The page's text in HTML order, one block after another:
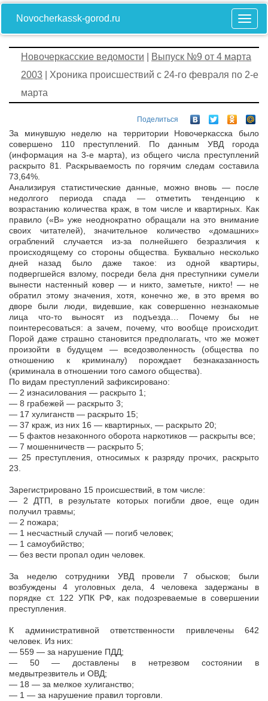
Novocherkassk-gorod.ru
Новочеркасские ведомости
Выпуск №9 от 4 марта
2003 | Хроника происшествий с 24-го февраля по 2-е
марта
Поделиться
За минувшую неделю на территории Новочеркасска было
совершено 110 преступлений. По данным УВД города
(информация на 3-е марта), из общего числа преступлений
раскрыто 81. Раскрываемость по горячим следам составила
73,64%.
Анализируя статистические данные, можно вновь — после
недолгого периода спада — отметить тенденцию к
возрастанию количества краж, в том числе и квартирных. Как
правило («В» уже неоднократно обращали на это внимание
своих читателей), значительное количество «домашних»
ограблений случается из-за полнейшего безразличия к
происходящему со стороны общества. Буквально несколько
дней назад было даже такое: из одной квартиры,
подвергшейся взлому, посреди бела дня преступники сумели
вынести настенный ковер — и никто, заметьте, никто! — не
обратил этому значения, хотя, конечно же, в это время во
дворе были люди, видевшие, как совершенно незнакомые
лица что-то выносят из подъезда… Почему бы не
поинтересоваться: а зачем, почему, что вообще происходит.
Порой даже страшно становится предполагать, что же может
произойти в будущем — вседозволенность (общества по
отношению к криминалу) порождает безнаказанность
(криминала в отношении того самого общества).
По видам преступлений зафиксировано:
— 2 изнасилования — раскрыто 1;
— 8 грабежей — раскрыто 3;
— 17 хулиганств — раскрыто 15;
— 37 краж, из них 16 — квартирных, — раскрыто 20;
— 5 фактов незаконного оборота наркотиков — раскрыты все;
— 7 мошенничеств — раскрыто 5;
— 25 преступления, относимых к разряду прочих, раскрыто
23.
Зарегистрировано 15 происшествий, в том числе:
— 2 ДТП, в результате которых погибли двое, еще один
получил травмы;
— 2 пожара;
— 1 несчастный случай — погиб человек;
— 1 самоубийство;
— без вести пропал один человек.
За неделю сотрудники УВД провели 7 обысков; были
возбуждены 4 уголовных дела, 4 человека задержаны в
порядке ст. 122 УПК РФ, как подозреваемые в совершении
преступления.
К административной ответственности привлечены 642
человек. Из них:
— 559 — за нарушение ПДД;
— 50 — доставлены в нетрезвом состоянии в
медвытрезвитель и ОВД;
— 18 — за мелкое хулиганство;
— 1 — за нарушение правил торговли.